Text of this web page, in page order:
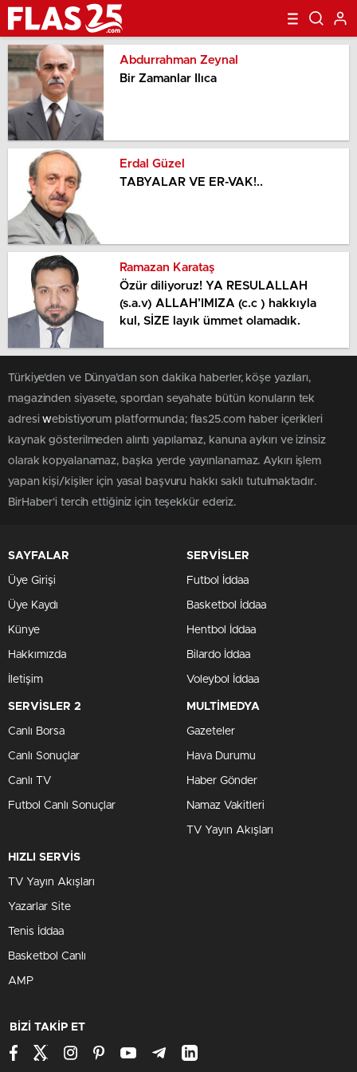
Abdurrahman Zeynal
Bir Zamanlar Ilıca
Erdal Güzel
TABYALAR VE ER-VAK!..
Ramazan Karataş
Özür diliyoruz! YA RESULALLAH
(s.a.v) ALLAH’IMIZA (c.c ) hakkıyla
kul, SİZE layık ümmet olamadık.
Türkiye'den ve Dünya’dan son dakika haberler, köşe yazıları,
magazinden siyasete, spordan seyahate bütün konuların tek
adresiwebistiyorum platformunda; flas25.com haber içerikleri
kaynak gösterilmeden alıntı yapılamaz, kanuna aykırı ve izinsiz
olarak kopyalanamaz, başka yerde yayınlanamaz. Aykırı işlem
yapan kişi/kişiler için yasal başvuru hakkı saklı tutulmaktadır.
BirHaber'i tercih ettiğiniz için teşekkür ederiz.
SAYFALAR
Üye Girişi
Üye Kaydı
Künye
Hakkımızda
İletişim
SERVİSLER
Futbol İddaa
Basketbol İddaa
Hentbol İddaa
Bilardo İddaa
Voleybol İddaa
SERVİSLER 2
Canlı Borsa
Canlı Sonuçlar
Canlı TV
Futbol Canlı Sonuçlar
MULTİMEDYA
Gazeteler
Hava Durumu
Haber Gönder
Namaz Vakitleri
TV Yayın Akışları
HIZLI SERVİS
TV Yayın Akışları
Yazarlar Site
Tenis İddaa
Basketbol Canlı
AMP
BİZİ TAKİP ET